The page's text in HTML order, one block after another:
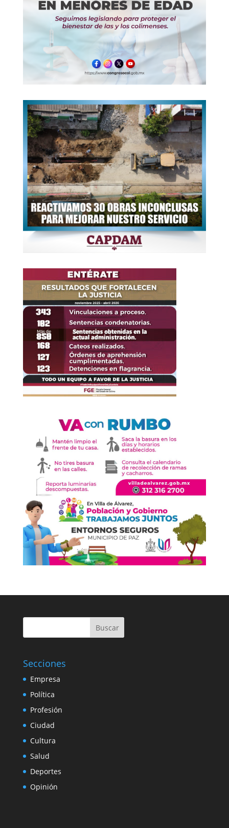
Buscar
Secciones
Empresa
Política
Profesión
Ciudad
Cultura
Salud
Deportes
Opinión